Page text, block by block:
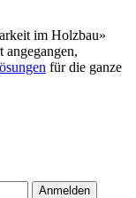
im Holzbau»
angegangen,
für die ganze
Anmelden